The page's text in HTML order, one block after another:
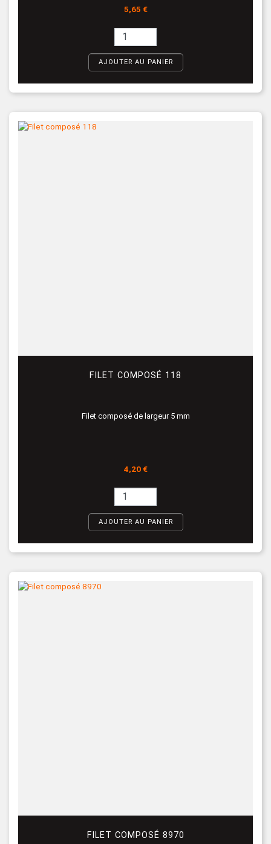
Prix
5,65 €
AJOUTER AU PANIER
FILET COMPOSÉ 118
Filet composé de largeur 5 mm
Prix
4,20 €
AJOUTER AU PANIER
FILET COMPOSÉ 8970